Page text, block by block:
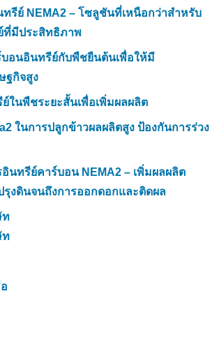
ย์ NEMA2 – โซลูชันที่เหนือกว่าสำหรับ
ที่มีประสิทธิภาพ
อนอินทรีย์กับพืชยืนต้นเพื่อให้มี
ฐกิจสูง
ในพืชระยะสั้นเพื่อเพิ่มผลผลิต
ในการปลูกข้าวผลผลิตสูง ป้องกันการร่วง
นทรีย์คาร์บอน NEMA2 – เพิ่มผลผลิต
รุงดินจนถึงการออกดอกและติดผล
ท
ท